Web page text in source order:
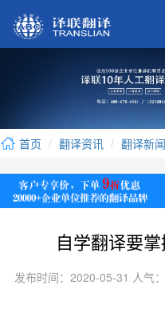
首页 翻译资讯 翻译新闻
自学翻译要
发布时间：2020-05-31 人气